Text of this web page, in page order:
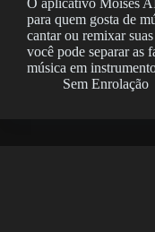
para quem gosta de
cantar ou remixar
você pode separar as
música em
Sem Enrolação